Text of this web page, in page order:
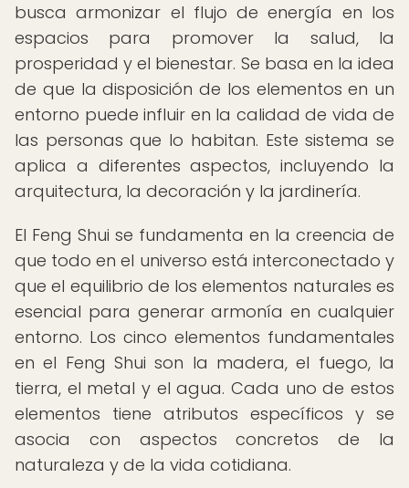
busca armonizar el flujo de energía en los
espacios para promover la salud, la
prosperidad y el bienestar. Se basa en la idea
de que la disposición de los elementos en un
entorno puede influir en la calidad de vida de
las personas que lo habitan. Este sistema se
aplica a diferentes aspectos, incluyendo la
arquitectura, la decoración y la jardinería.
El Feng Shui se fundamenta en la creencia de
que todo en el universo está interconectado y
que el equilibrio de los elementos naturales es
esencial para generar armonía en cualquier
entorno. Los cinco elementos fundamentales
en el Feng Shui son la madera, el fuego, la
tierra, el metal y el agua. Cada uno de estos
elementos tiene atributos específicos y se
asocia con aspectos concretos de la
naturaleza y de la vida cotidiana.